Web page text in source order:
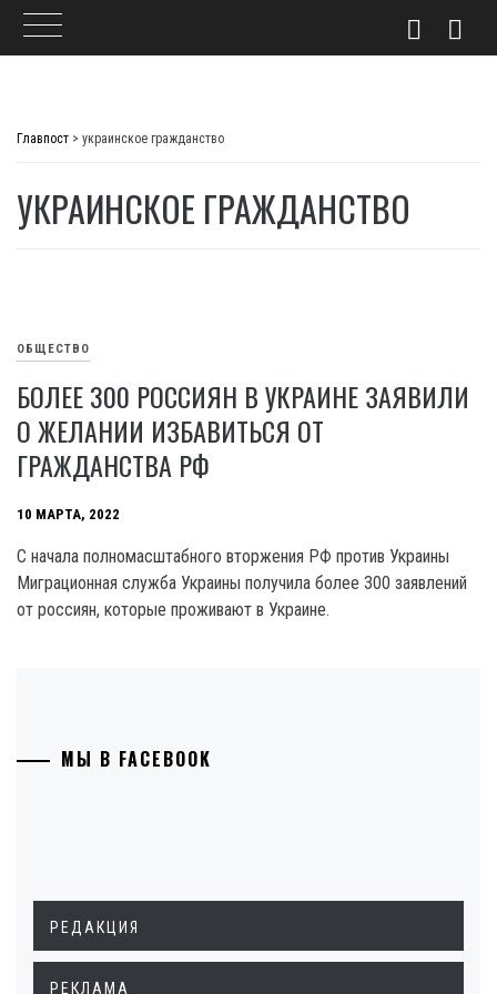
Главпост > украинское гражданство
УКРАИНСКОЕ ГРАЖДАНСТВО
ОБЩЕСТВО
БОЛЕЕ 300 РОССИЯН В УКРАИНЕ ЗАЯВИЛИ
О ЖЕЛАНИИ ИЗБАВИТЬСЯ ОТ
ГРАЖДАНСТВА РФ
10 МАРТА, 2022
С начала полномасштабного вторжения РФ против Украины
Миграционная служба Украины получила более 300 заявлений
от россиян, которые проживают в Украине.
МЫ В FACEBOOK
РЕДАКЦИЯ
РЕКЛАМА